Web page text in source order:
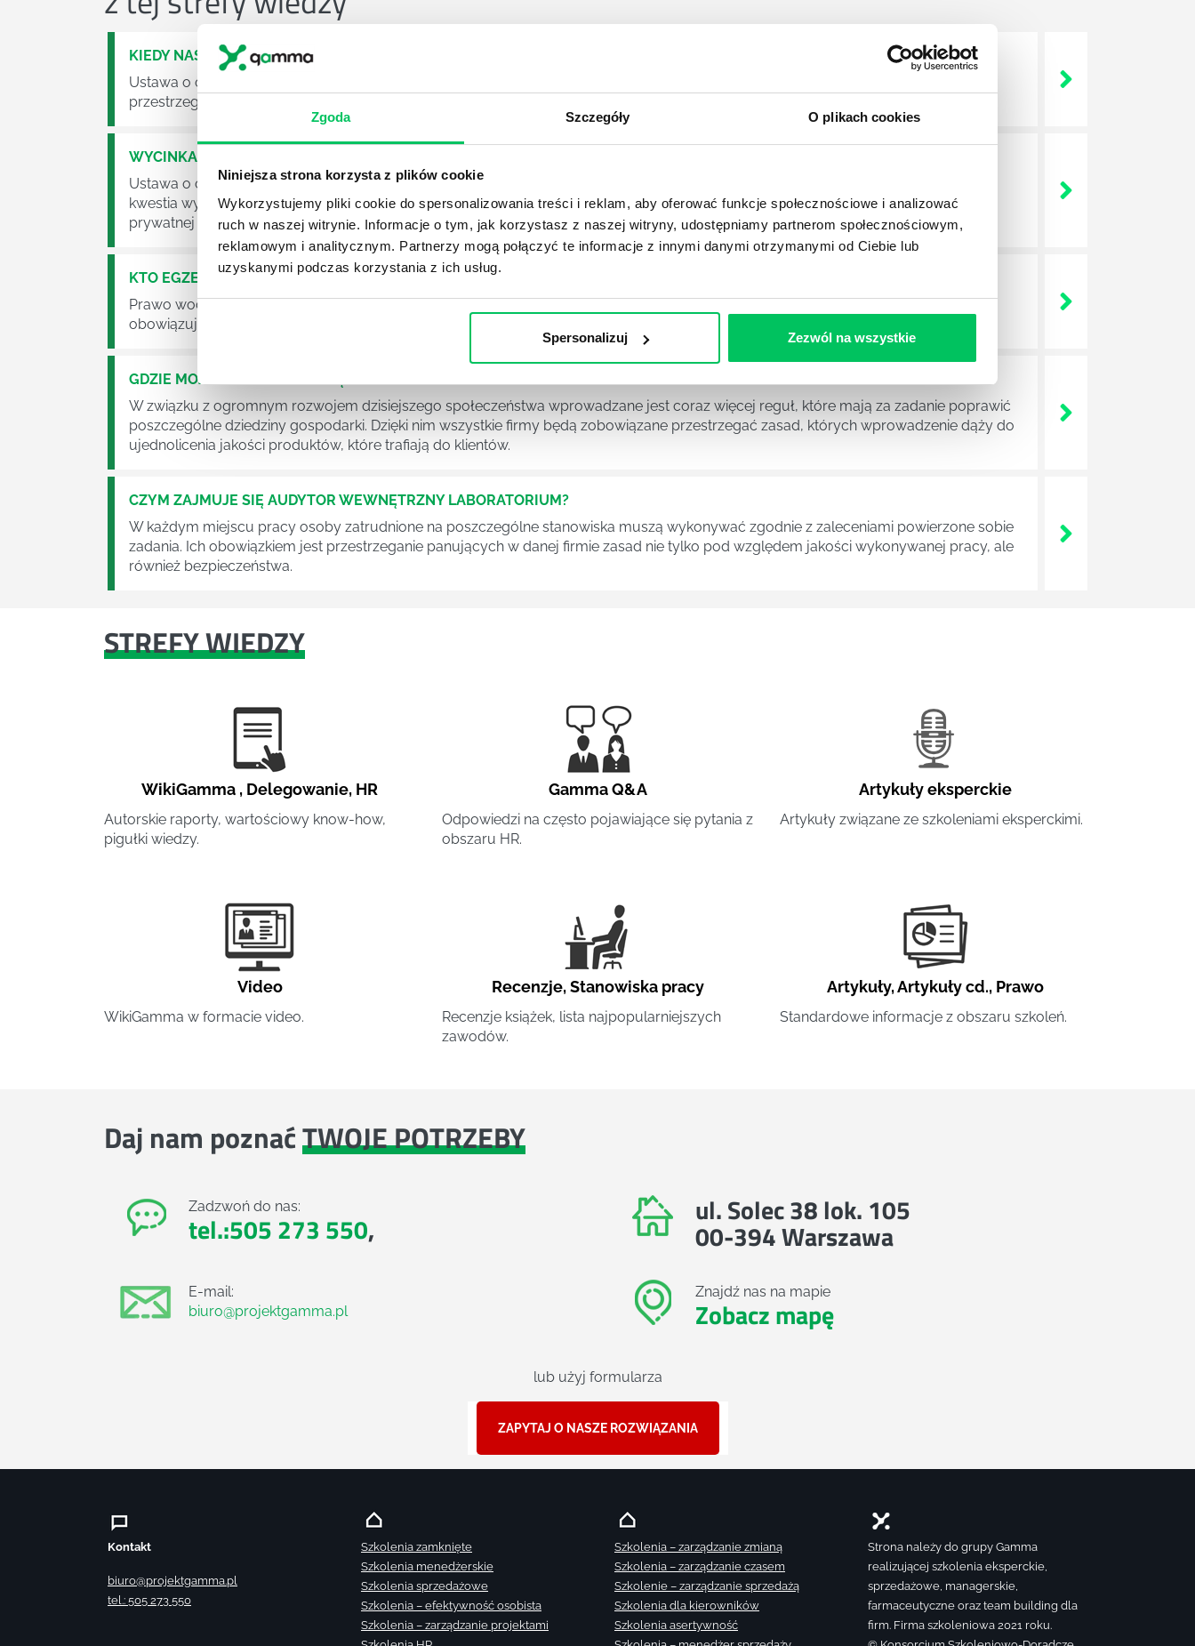
Zgoda Szczegóły O plikach cookies
Niniejsza strona korzysta z plików cookie
Wykorzystujemy pliki cookie do spersonalizowania treści i reklam, aby oferować funkcje społecznościowe i analizować
ruch w naszej witrynie. Informacje o tym, jak korzystasz z naszej witryny, udostępniamy partnerom społecznościowym,
reklamowym i analitycznym. Partnerzy mogą połączyć te informacje z innymi danymi otrzymanymi od Ciebie lub
uzyskanymi podczas korzystania z ich usług.
Spersonalizuj Zezwól na wszystkie
KIEDY NASTĄPI ZMIANA USTAWY O ODPADACH?
Ustawa o odpadach jest dość istotną ustawą dla każdej firmy. Kiedy dokładnie nowe przepisy wejdą w życie? Od kiedy ich
przestrzeganie będzie już normalnie egzekwowane? Z czym trzeba się tutaj na pewno liczyć?
WYCINKA DRZEW A USTAWA O OCHRONIE ŚRODOWISKA - CO WARTO WIEDZIEĆ?
Ustawa o ochronie środowiska obowiązuje każdego z nas – bez wyjątku. Warto podkreślić, że określona jest w niej także dokładnie
kwestia wycinki drzew. Czy taka wycinka drzew musi być gdziekolwiek zgłaszana? Jak to w zasadzie dokładniej wygląda? Czy z
prywatnej posesji można wyciąć cokolwiek?
KTO EGZEKWUJE PRAWO WODNE?
Prawo wodne to dość skomplikowane prawo w ustawodawstwie polskim. Na czym dokładniej ono polega? Kogo w zasadzie
obowiązuje? Jak wygląda egzekwowanie prawa wodnego? Na te pytania odpowiemy pokrótce poniżej.
GDZIE MOŻEMY ZAPOZNAĆ SIĘ Z WYMAGANIAMI NORM JAKOŚCI WYROBÓW MEDYCZNYCH?
W związku z ogromnym rozwojem dzisiejszego społeczeństwa wprowadzane jest coraz więcej reguł, które mają za zadanie poprawić
poszczególne dziedziny gospodarki. Dzięki nim wszystkie firmy będą zobowiązane przestrzegać zasad, których wprowadzenie dąży do
ujednolicenia jakości produktów, które trafiają do klientów.
CZYM ZAJMUJE SIĘ AUDYTOR WEWNĘTRZNY LABORATORIUM?
W każdym miejscu pracy osoby zatrudnione na poszczególne stanowiska muszą wykonywać zgodnie z zaleceniami powierzone sobie
zadania. Ich obowiązkiem jest przestrzeganie panujących w danej firmie zasad nie tylko pod względem jakości wykonywanej pracy, ale
również bezpieczeństwa.
STREFY WIEDZY
WikiGamma , Delegowanie, HR
Autorskie raporty, wartościowy know-how,
pigułki wiedzy.
Gamma Q&A
Odpowiedzi na często pojawiające się pytania z
obszaru HR.
Artykuły eksperckie
Artykuły związane ze szkoleniami eksperckimi.
Video
WikiGamma w formacie video.
Recenzje,Stanowiska pracy
Recenzje książek, lista najpopularniejszych
zawodów.
Artykuły,Artykuły cd., Prawo
Standardowe informacje z obszaru szkoleń.
Daj nam poznaćTWOJE POTRZEBY
Zadzwoń do nas:
tel.:505 273 550,
E-mail:
biuro@projektgamma.pl
ul. Solec 38 lok. 105
00-394 Warszawa
Znajdź nas na mapie
Zobacz mapę
lub użyj formularza
ZAPYTAJ O NASZE ROZWIĄZANIA
Kontakt
biuro@projektgamma.pl
tel.: 505 273 550
Szkolenia zamknięte
Szkolenia menedżerskie
Szkolenia sprzedażowe
Szkolenia – efektywność osobista
Szkolenia – zarządzanie projektami
Szkolenia – zarządzanie zmianą
Szkolenia – zarządzanie czasem
Szkolenie – zarządzanie sprzedażą
Szkolenia dla kierowników
Szkolenia asertywność
Strona należy do grupy Gamma
realizującej szkolenia eksperckie,
sprzedażowe, managerskie,
farmaceutyczne oraz team building dla
firm. Firma szkoleniowa 2021 roku.